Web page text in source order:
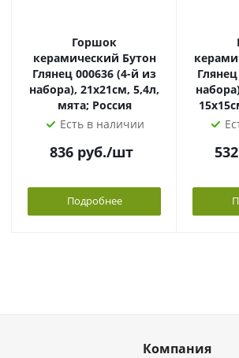
Горшок
керамический Бутон
Глянец 000636 (4-й из
набора), 21х21см, 5,4л,
мята; Россия
Есть в наличии
836 руб./шт
Подробнее
532
Компания